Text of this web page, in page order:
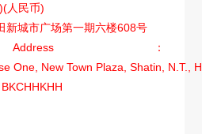
)( 人民币)
新城市广场第一期六楼608号
：
One, New Town Plaza, Shatin, N.T.,
BKCHHKHH